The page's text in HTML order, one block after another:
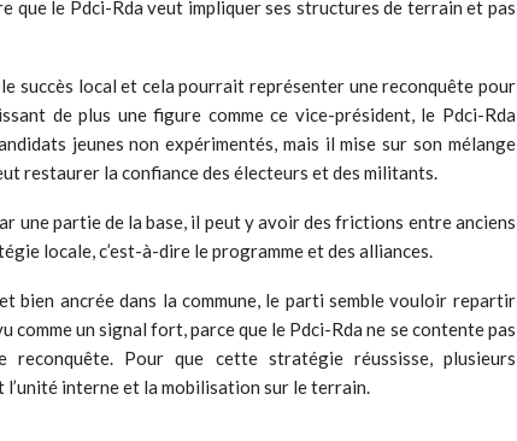
que le Pdci-Rda veut impliquer ses structures de terrain et pas
succès local et cela pourrait représenter une reconquête pour
de plus une figure comme ce vice-président, le Pdci-Rda
jeunes non expérimentés, mais il mise sur son mélange
restaurer la confiance des électeurs et des militants.
une partie de la base, il peut y avoir des frictions entre anciens
locale, c’est-à-dire le programme et des alliances.
bien ancrée dans la commune, le parti semble vouloir repartir
comme un signal fort, parce que le Pdci-Rda ne se contente pas
reconquête. Pour que cette stratégie réussisse, plusieurs
interne et la mobilisation sur le terrain.